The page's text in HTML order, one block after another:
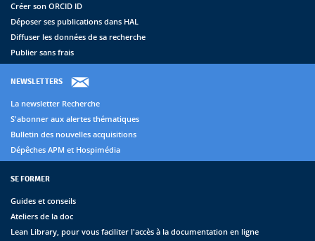
Créer son ORCID ID
Déposer ses publications dans HAL
Diffuser les données de sa recherche
Publier sans frais
NEWSLETTERS
La newsletter Recherche
S'abonner aux alertes thématiques
Bulletin des nouvelles acquisitions
Dépêches APM et Hospimédia
SE FORMER
Guides et conseils
Ateliers de la doc
Lean Library, pour vous faciliter l'accès à la documentation en ligne